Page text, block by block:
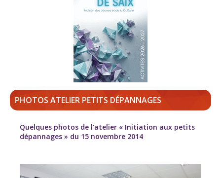
PHOTOS ATELIER PETITS DÉPANNAGES
Quelques photos de l’atelier « Initiation aux petits
dépannages » du 15 novembre 2014